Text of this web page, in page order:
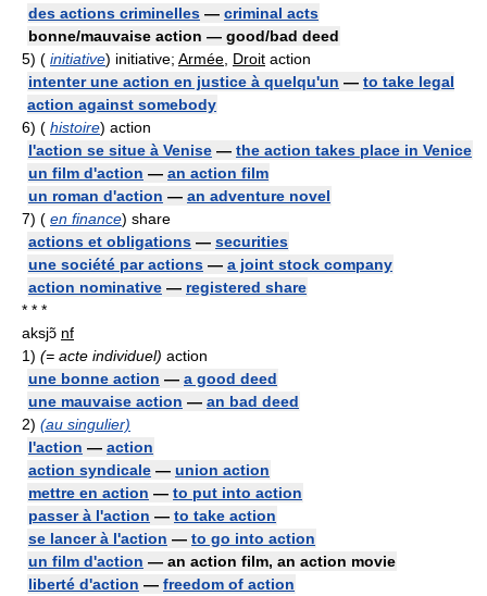
des actions criminelles — criminal acts
bonne/mauvaise action — good/bad deed
5) ( initiative) initiative; Armée Droit action
intenter une action en justice à quelqu'un — to take legal
action against somebody
6) ( histoire) action
l'action se situe à Venise — the action takes place in Venice
un film d'action — an action film
un roman d'action — an adventure novel
7) ( en finance) share
actions et obligations — securities
une société par actions — a joint stock company
action nominative — registered share
* * *
aksjɔ̃ nf
1) (= acte individuel) action
une bonne action — a good deed
une mauvaise action — an bad deed
2) (au singulier)
l'action — action
action syndicale — union action
mettre en action — to put into action
passer à l'action — to take action
se lancer à l'action — to go into action
un film d'action — an action film, an action movie
liberté d'action — freedom of action